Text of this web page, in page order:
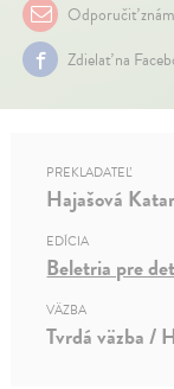
Odporučiť
Zdielať na
PREKLADATEĽ
Hajašová
EDÍCIA
Beletria pre
VÄZBA
Tvrdá väzba /